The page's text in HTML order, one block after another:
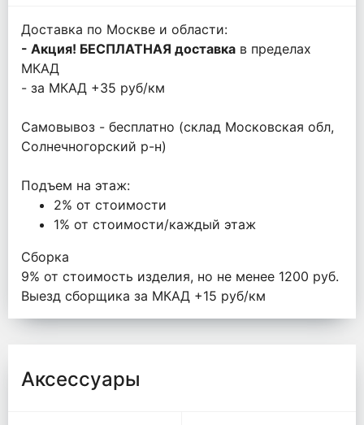
Доставка по Москве и области:
- Акция! БЕСПЛАТНАЯ доставка в пределах
МКАД
- за МКАД +35 руб/км
Самовывоз - бесплатно (склад Московская обл,
Солнечногорский р-н)
Подъем на этаж:
2% от стоимости
1% от стоимости/каждый этаж
Сборка
9% от стоимость изделия, но не менее 1200 руб.
Выезд сборщика за МКАД +15 руб/км
Аксессуары